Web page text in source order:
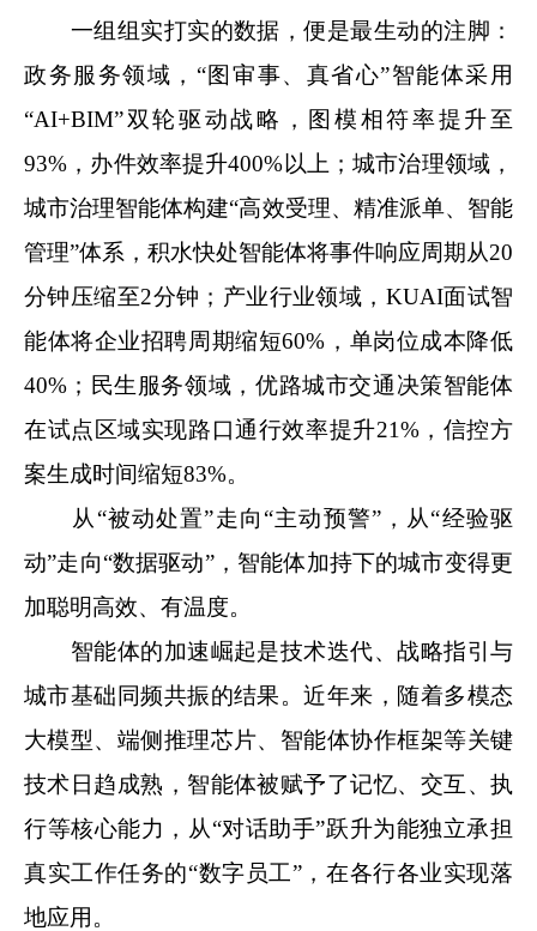
一组组实打实的数据，便是最生动的注脚：
政务服务领域，“图审事、真省心”智能体采用
“AI+BIM”双轮驱动战略，图模相符率提升至
93%，办件效率提升400%以上；城市治理领域，
城市治理智能体构建“高效受理、精准派单、智能
管理”体系，积水快处智能体将事件响应周期从20
分钟压缩至2分钟；产业行业领域，KUAI面试智
能体将企业招聘周期缩短60%，单岗位成本降低
40%；民生服务领域，优路城市交通决策智能体
在试点区域实现路口通行效率提升21%，信控方
案生成时间缩短83%。
从“被动处置”走向“主动预警”，从“经验驱
动”走向“数据驱动”，智能体加持下的城市变得更
加聪明高效、有温度。
智能体的加速崛起是技术迭代、战略指引与
城市基础同频共振的结果。近年来，随着多模态
大模型、端侧推理芯片、智能体协作框架等关键
技术日趋成熟，智能体被赋予了记忆、交互、执
行等核心能力，从“对话助手”跃升为能独立承担
真实工作任务的“数字员工”，在各行各业实现落
地应用。